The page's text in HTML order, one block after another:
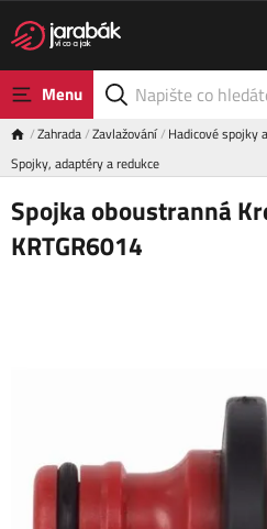
Menu
Zahrada Zavlažování Hadicové spojky
Spojky, adaptéry a redukce
Spojka oboustranná
KRTGR6014